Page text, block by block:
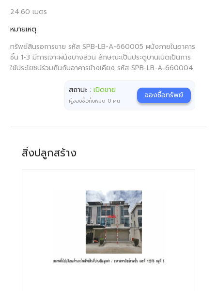
24.60 เมตร
หมายเหตุ
ทรัพย์สินรอการขาย รหัส SPB-LB-A-660005 ผนังภายในอาคาร
ชั้น 1-3 มีการเจาะผนังบางส่วน ลักษณะเป็นประตูบานเปิดเป็นการ
ใช้ประโยชน์ร่วมกันกับอาคารข้างเคียง รหัส SPB-LB-A-660004
สถานะ :เปิดขาย
ผู้จองซื้อทั้งหมด 0 คน
จองซื้อทรัพย์
สิ่งปลูกสร้าง